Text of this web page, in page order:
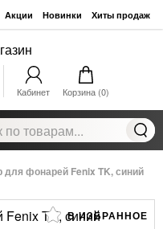
Акции Новинки Хиты продаж
Кабинет Корзина (0)
для фонарей Fenix TK, синий
В ИЗБРАННОЕ